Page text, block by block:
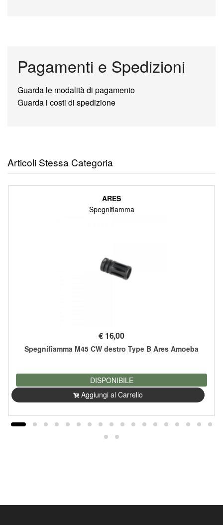
Pagamenti e Spedizioni
Guarda le modalità di pagamento
Guarda i costi di spedizione
Articoli Stessa Categoria
ARES
Spegnifiamma
€ 16,00
Spegnifiamma M45 CW destro Type B Ares Amoeba
DISPONIBILE
Aggiungi al Carrello